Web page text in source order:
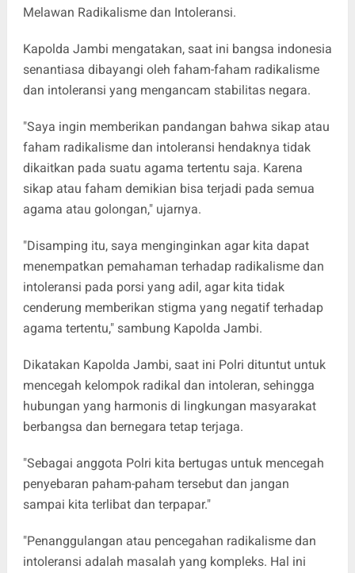
Melawan Radikalisme dan Intoleransi.
Kapolda Jambi mengatakan, saat ini bangsa indonesia
senantiasa dibayangi oleh faham-faham radikalisme
dan intoleransi yang mengancam stabilitas negara.
"Saya ingin memberikan pandangan bahwa sikap atau
faham radikalisme dan intoleransi hendaknya tidak
dikaitkan pada suatu agama tertentu saja. Karena
sikap atau faham demikian bisa terjadi pada semua
agama atau golongan," ujarnya.
"Disamping itu, saya menginginkan agar kita dapat
menempatkan pemahaman terhadap radikalisme dan
intoleransi pada porsi yang adil, agar kita tidak
cenderung memberikan stigma yang negatif terhadap
agama tertentu," sambung Kapolda Jambi.
Dikatakan Kapolda Jambi, saat ini Polri dituntut untuk
mencegah kelompok radikal dan intoleran, sehingga
hubungan yang harmonis di lingkungan masyarakat
berbangsa dan bernegara tetap terjaga.
"Sebagai anggota Polri kita bertugas untuk mencegah
penyebaran paham-paham tersebut dan jangan
sampai kita terlibat dan terpapar."
"Penanggulangan atau pencegahan radikalisme dan
intoleransi adalah masalah yang kompleks. Hal ini